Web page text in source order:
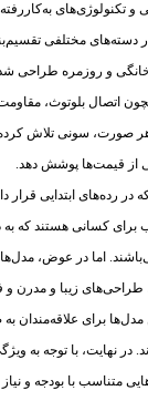
تکنولوژی‌های
دسته‌های مختلفی
و روزمره طراحی
اتصال بلوتوث،
صورت، سونی تلاش
از قیمت‌ها پوشش دهد.
رده‌های ابتدایی قرار
برای کسانی هستند که به
اما در عوض،
طراحی‌های زیبا و مدرن
مدل‌ها برای علاقه‌مندان
نهایت، با توجه به
متناسب با بودجه و